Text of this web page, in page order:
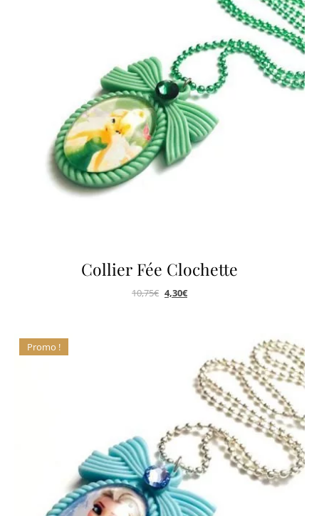
Collier Fée Clochette
10,75€ 4,30€
Promo !